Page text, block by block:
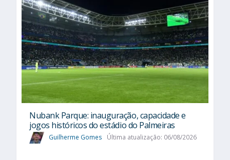
Nubank Parque: inauguração, capacidade e
jogos históricos do estádio do Palmeiras
Guilherme Gomes Última atualização: 06/08/2026